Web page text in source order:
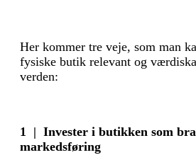
Her kommer tre veje, som man
fysiske butik relevant og
verden:
1 | Invester i butikken som
markedsføring